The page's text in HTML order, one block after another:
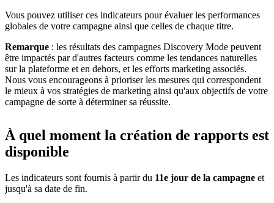
Vous pouvez utiliser ces indicateurs pour évaluer les performances
globales de votre campagne ainsi que celles de chaque titre.
Remarque : les résultats des campagnes Discovery Mode peuvent
être impactés par d'autres facteurs comme les tendances naturelles
sur la plateforme et en dehors, et les efforts marketing associés.
Nous vous encourageons à prioriser les mesures qui correspondent
le mieux à vos stratégies de marketing ainsi qu'aux objectifs de votre
campagne de sorte à déterminer sa réussite.
À quel moment la création de rapports est
disponible
Les indicateurs sont fournis à partir du 11e jour de la campagne et
jusqu'à sa date de fin.